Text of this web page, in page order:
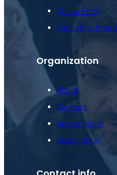
Online Form
Education Board
Organization
About
Courses
Appreciation
Association